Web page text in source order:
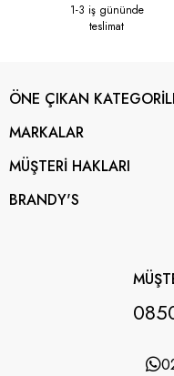
1-3 iş gününde
teslimat
ÖNE ÇIKAN
MARKALAR
MÜŞTERİ HAKLARI
BRANDY'S